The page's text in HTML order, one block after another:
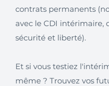
contrats permanents
avec le CDI intérimaire,
sécurité et liberté).
Et si vous testiez
même ? Trouvez vos